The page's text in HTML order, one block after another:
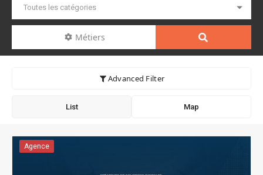
Métiers
Advanced Filter
List Map
Agence